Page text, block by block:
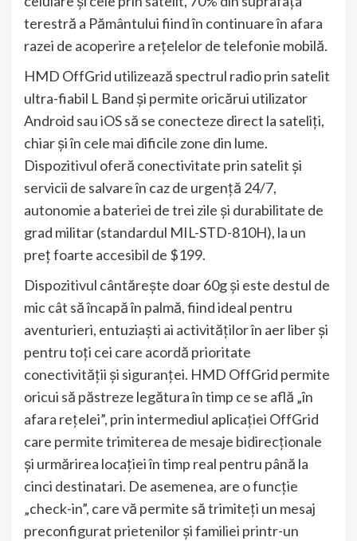
terestră a Pământului fiind în continuare în afara
razei de acoperire a rețelelor de telefonie mobilă.
HMD OffGrid utilizează spectrul radio prin satelit
ultra-fiabil L Band și permite oricărui utilizator
Android sau iOS să se conecteze direct la sateliți,
chiar și în cele mai dificile zone din lume.
Dispozitivul oferă conectivitate prin satelit și
servicii de salvare în caz de urgență 24/7,
autonomie a bateriei de trei zile și durabilitate de
grad militar (standardul MIL-STD-810H), la un
preț foarte accesibil de $199.
Dispozitivul cântărește doar 60g și este destul de
mic cât să încapă în palmă, fiind ideal pentru
aventurieri, entuziaști ai activităților în aer liber și
pentru toți cei care acordă prioritate
conectivității și siguranței. HMD OffGrid permite
oricui să păstreze legătura în timp ce se află „în
afara rețelei”, prin intermediul aplicației OffGrid
care permite trimiterea de mesaje bidirecționale
și urmărirea locației în timp real pentru până la
cinci destinatari. De asemenea, are o funcție
„check-in”, care vă permite să trimiteți un mesaj
preconfigurat prietenilor și familiei printr-un